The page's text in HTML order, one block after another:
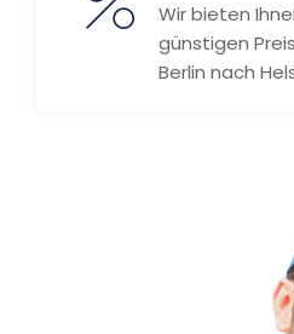
Wir bieten
günstigen
Berlin nach